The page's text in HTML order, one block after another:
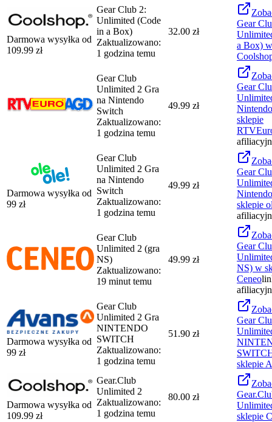
Darmowa wysyłka od
109.99 zł
Gear Club 2:
Unlimited (Code
in a Box)
Zaktualizowano:
1 godzina temu
32.00 zł
Gear
a Box)
Gear Club
Unlimited 2 Gra
na Nintendo
Switch
Zaktualizowano:
1 godzina temu
49.99 zł
Gear
sklepie
Darmowa wysyłka od
99 zł
Gear Club
Unlimited 2 Gra
na Nintendo
Switch
Zaktualizowano:
1 godzina temu
49.99 zł
Gear
sklepie
Gear Club
Unlimited 2 (gra
NS)
Zaktualizowano:
19 minut temu
49.99 zł
Gear
NS) w
Ceneo
Darmowa wysyłka od
99 zł
Gear Club
Unlimited 2 Gra
NINTENDO
SWITCH
Zaktualizowano:
1 godzina temu
51.90 zł
Gear
sklepie
Darmowa wysyłka od
109.99 zł
Gear.Club
Unlimited 2
Zaktualizowano:
1 godzina temu
80.00 zł
sklepie